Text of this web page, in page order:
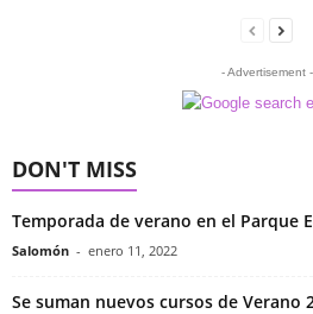
- Advertisement -
DON'T MISS
Temporada de verano en el Parque
Salomón - enero 11, 2022
Se suman nuevos cursos de Verano